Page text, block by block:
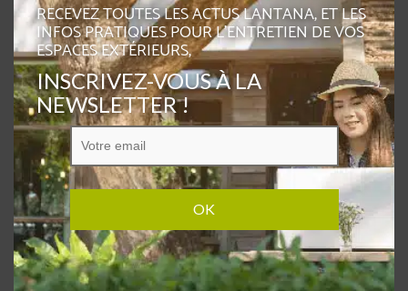
RECEVEZ TOUTES LES ACTUS LANTANA, ET LES
INFOS PRATIQUES POUR L'ENTRETIEN DE VOS
ESPACES EXTÉRIEURS,
INSCRIVEZ-VOUS À LA
NEWSLETTER !